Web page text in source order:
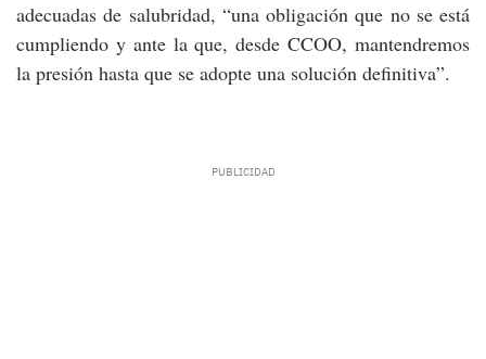
adecuadas de salubridad, “una obligación que no se está
cumpliendo y ante la que, desde CCOO, mantendremos
la presión hasta que se adopte una solución definitiva”.